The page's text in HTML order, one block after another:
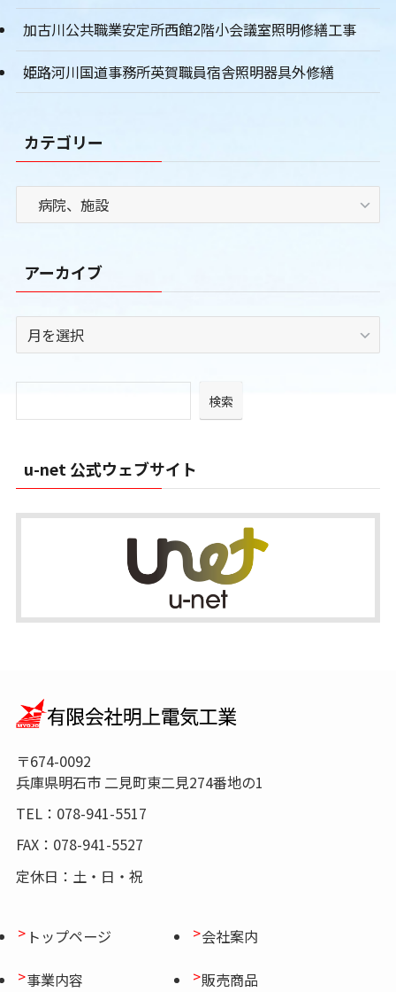
加古川公共職業安定所西館2階小会議室照明修繕工事
姫路河川国道事務所英賀職員宿舎照明器具外修繕
カテゴリー
テ
リ
ー
アーカイブ
ー
ブ
検索
u-net 公式ウェブサイト
〒674-0092
兵庫県明石市 二見町東二見274番地の1
TEL：078-941-5517
FAX：078-941-5527
定休日：土・日・祝
トップページ 会社案内
事業内容 販売商品